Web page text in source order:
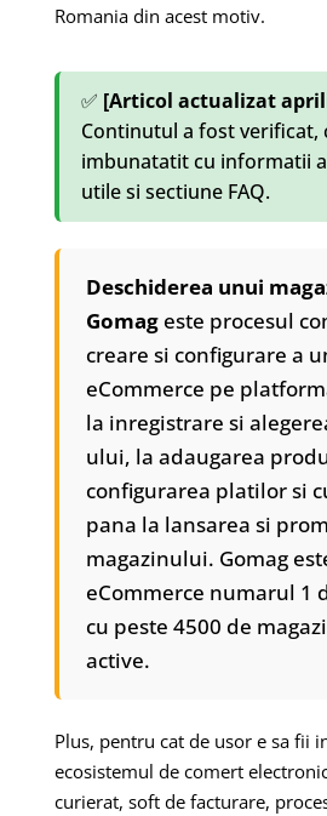
Romania din acest motiv.
✅ [Articol actualizat
Continutul a fost verificat,
imbunatatit cu informatii
utile si sectiune FAQ.
Deschiderea unui
Gomageste procesul
creare si configurare a
eCommerce pe
la inregistrare si
ului, la adaugarea
configurarea platilor si
pana la lansarea si
magazinului. Gomag
eCommerce numarul 1
cu peste 4500 de
active.
Plus, pentru cat de usor e sa fii
ecosistemul de comert
curierat, soft de facturare,